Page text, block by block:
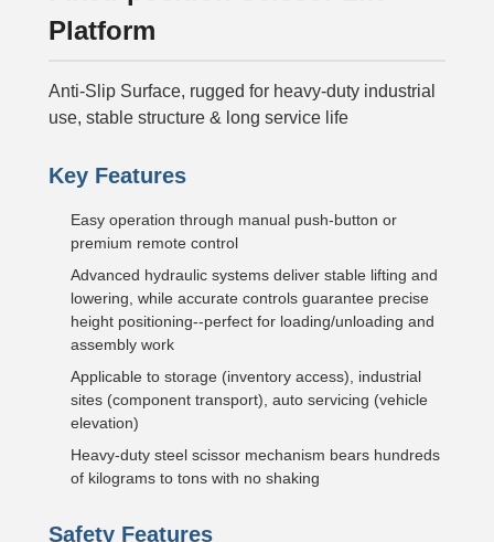
Platform
Anti-Slip Surface, rugged for heavy-duty industrial
use, stable structure & long service life
Key Features
Easy operation through manual push-button or
premium remote control
Advanced hydraulic systems deliver stable lifting and
lowering, while accurate controls guarantee precise
height positioning--perfect for loading/unloading and
assembly work
Applicable to storage (inventory access), industrial
sites (component transport), auto servicing (vehicle
elevation)
Heavy-duty steel scissor mechanism bears hundreds
of kilograms to tons with no shaking
Safety Features